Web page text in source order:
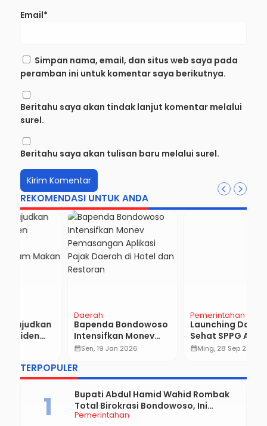
Email*
Simpan nama, email, dan situs web saya pada
peramban ini untuk komentar saya berikutnya.
Beritahu saya akan tindak lanjut komentar melalui
surel.
Beritahu saya akan tulisan baru melalui surel.
REKOMENDASI UNTUK ANDA
Pemerintahan
Launching Dapur
Sehat SPPG Al-
Hidayah, Bondowoso
Solidaritas Sosial
Ming, 28 Sep 2025
Pemerintahan
Bapenda Bondowoso
Gelar Sosialisasi dan
Monev SIM PBB untuk
Sen, 22 Des 2025
…
TERPOPULER
Pemerintahan
Bupati Abdul Hamid Wahid Rombak
Total Birokrasi Bondowoso, Ini
Daftar Pejabat Yang Resmi Dilantik